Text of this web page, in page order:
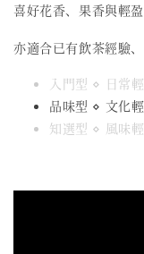
喜好花香、果香與輕
亦適合已有飲茶經驗
入門型 ⋄ 日常
品味型 ⋄ 文化
知選型 ⋄ 風味